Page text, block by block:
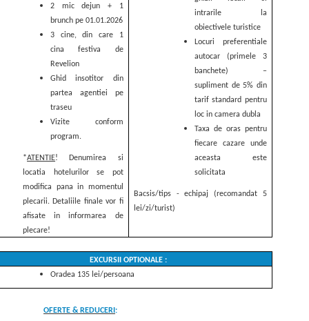
2 mic dejun + 1
brunch pe 01.01.2026
3 cine, din care 1
cina festiva de
Revelion
Ghid insotitor din
partea agentiei pe
traseu
Vizite conform
program.
*ATENTIE! Denumirea si
locatia hotelurilor se pot
modifica pana in momentul
plecarii. Detaliile finale vor fi
afisate in informarea de
plecare!
intrarile la
obiectivele turistice
Locuri preferentiale
autocar (primele 3
banchete) –
supliment de 5% din
tarif standard pentru
loc in camera dubla
Taxa de oras pentru
fiecare cazare unde
aceasta este
solicitata
Bacsis/tips - echipaj (recomandat 5
lei/zi/turist)
EXCURSII OPTIONALE :
Oradea 135 lei/persoana
OFERTE & REDUCERI :